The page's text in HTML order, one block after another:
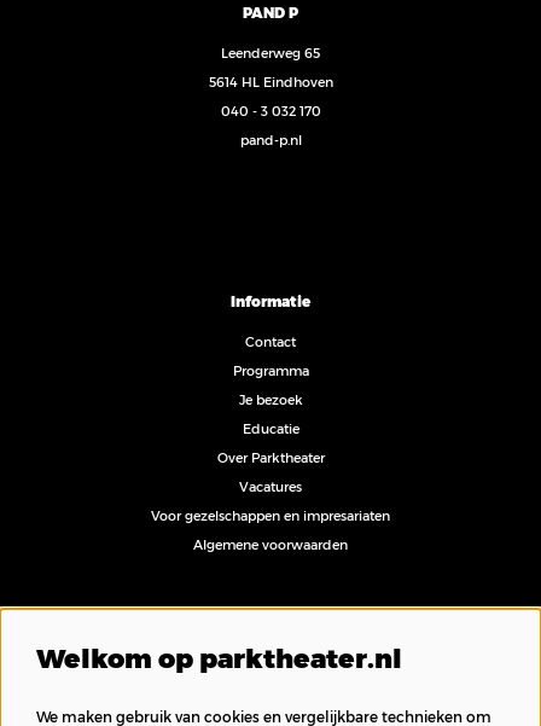
PAND P
Leenderweg 65
5614 HL Eindhoven
040 - 3 032 170
pand-p.nl
Informatie
Contact
Programma
Je bezoek
Educatie
Over Parktheater
Vacatures
Voor gezelschappen en impresariaten
Algemene voorwaarden
Welkom op parktheater.nl
We maken gebruik van cookies en vergelijkbare technieken om